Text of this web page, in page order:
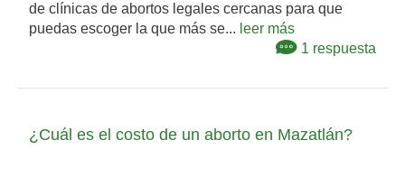
de clínicas de abortos legales cercanas para que
puedas escoger la que más se... leer más
1 respuesta
¿Cuál es el costo de un aborto en Mazatlán?